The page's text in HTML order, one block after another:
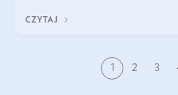
CZYTAJ
1 2 3